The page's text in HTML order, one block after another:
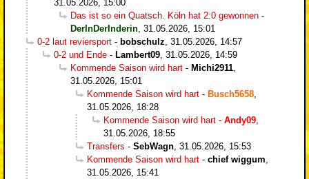
31.05.2026, 15:00
Das ist so ein Quatsch. Köln hat 2:0 gewonnen -
DerInDerInderin 31.05.2026, 15:01
0-2 laut reviersport - bobschulz 31.05.2026, 14:57
0-2 und Ende - Lambert09 31.05.2026, 14:59
Kommende Saison wird hart - Michi2911
31.05.2026, 15:01
Kommende Saison wird hart - Busch5658
31.05.2026, 18:28
Kommende Saison wird hart - Andy09
31.05.2026, 18:55
Transfers - SebWagn 31.05.2026, 15:53
Kommende Saison wird hart - chief wiggum
31.05.2026, 15:41